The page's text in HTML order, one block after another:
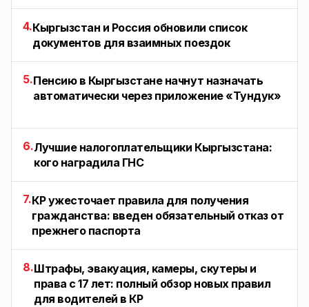
4.Кыргызстан и Россия обновили список
документов для взаимных поездок
5.Пенсию в Кыргызстане начнут назначать
автоматически через приложение «Тундук»
6.Лучшие налогоплательщики Кыргызстана:
кого наградила ГНС
7.КР ужесточает правила для получения
гражданства: введен обязательный отказ от
прежнего паспорта
8.Штрафы, эвакуация, камеры, скутеры и
права с 17 лет: полный обзор новых правил
для водителей в КР